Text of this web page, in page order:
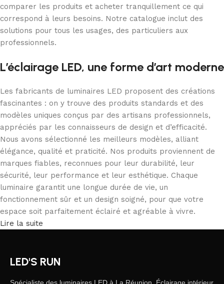
comparer les produits et acheter tranquillement ce qui
correspond à leurs besoins. Notre catalogue inclut des
solutions pour tous les usages, des particuliers aux
professionnels.
L’éclairage LED, une forme d’art moderne
Les fabricants de luminaires LED proposent des créations
fascinantes : on y trouve des produits standards et des
modèles uniques conçus par des artisans professionnels,
appréciés par les connaisseurs de design et d’efficacité.
Nous avons sélectionné les meilleurs modèles, alliant
élégance, qualité et praticité. Nos produits proviennent de
marques fiables, reconnues pour leur durabilité, leur
sécurité, leur performance et leur esthétique. Chaque
luminaire garantit une longue durée de vie, un
fonctionnement sûr et un design soigné, pour que votre
espace soit parfaitement éclairé et agréable à vivre.
Lire la suite
LED'S RUN
Spécialiste des luminaires LED à La Réunion. Éclairage intérieur